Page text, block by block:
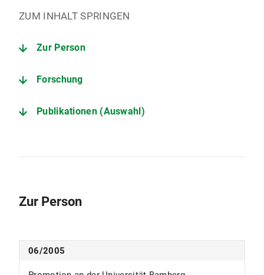
ZUM INHALT SPRINGEN
Zur Person
Forschung
Publikationen (Auswahl)
Zur Person
06/2005